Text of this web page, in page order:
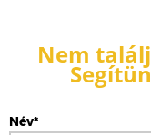
Nem
Név*